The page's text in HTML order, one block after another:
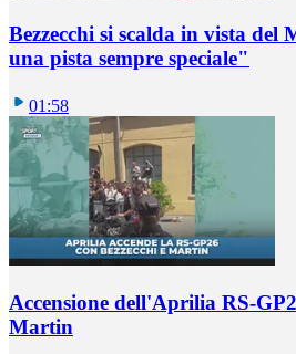
Bezzecchi si scalda in vista del
una pista sempre speciale"
01:58
Accensione dell'Aprilia RS-
Martin